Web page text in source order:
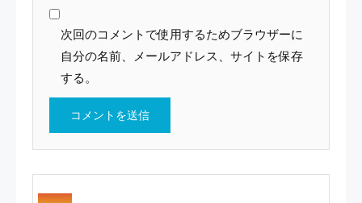
次回のコメントで使用するためブラウザーに
自分の名前、メールアドレス、サイトを保存
する。